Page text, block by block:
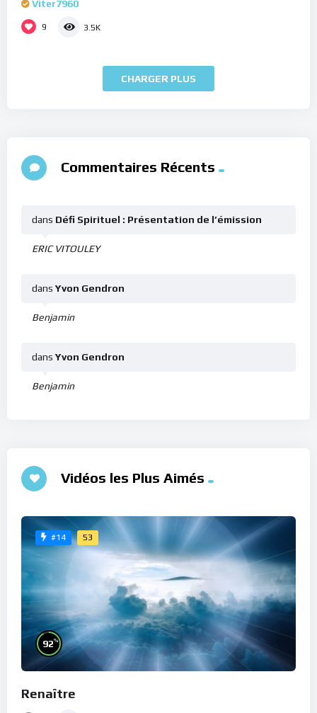
Viter7960
9 3.5K
CHARGER PLUS
Commentaires Récents
ERIC VITOULEY
dans Défi Spirituel : Présentation de l’émission
Benjamin
dans Yvon Gendron
Benjamin
dans Yvon Gendron
Vidéos les Plus Aimés
#14 53
92%
Renaître